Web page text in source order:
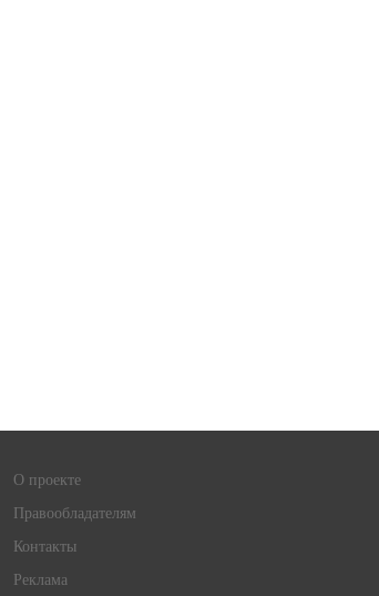
О проекте
Правообладателям
Контакты
Реклама